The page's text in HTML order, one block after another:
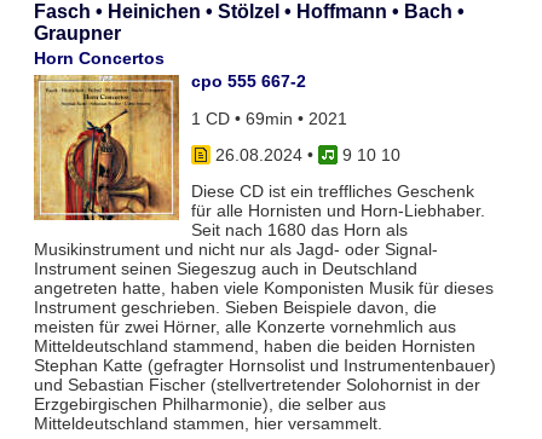
Fasch • Heinichen • Stölzel • Hoffmann • Bach •
Graupner
Horn Concertos
cpo 555 667-2
1 CD • 69min • 2021
26.08.2024•
9 10 10
Diese CD ist ein treffliches Geschenk
für alle Hornisten und Horn-Liebhaber.
Seit nach 1680 das Horn als
Musikinstrument und nicht nur als Jagd- oder Signal-
Instrument seinen Siegeszug auch in Deutschland
angetreten hatte, haben viele Komponisten Musik für dieses
Instrument geschrieben. Sieben Beispiele davon, die
meisten für zwei Hörner, alle Konzerte vornehmlich aus
Mitteldeutschland stammend, haben die beiden Hornisten
Stephan Katte (gefragter Hornsolist und Instrumentenbauer)
und Sebastian Fischer (stellvertretender Solohornist in der
Erzgebirgischen Philharmonie), die selber aus
Mitteldeutschland stammen, hier versammelt.